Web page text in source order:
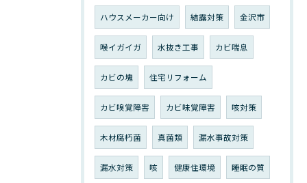
ハウスメーカー向け 結露対策 金沢市
喉イガイガ 水抜き工事 カビ喘息
カビの塊 住宅リフォーム
カビ嗅覚障害 カビ味覚障害 咳対策
木材腐朽菌 真菌類 漏水事故対策
漏水対策 咳 健康住環境 睡眠の質